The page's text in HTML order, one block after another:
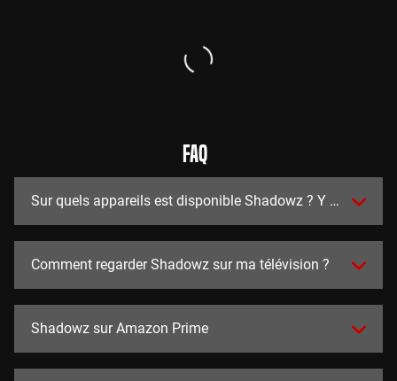
FAQ
Sur quels appareils est disponible Shadowz ? Y a t-il des
Comment regarder Shadowz sur ma télévision ?
Shadowz sur Amazon Prime